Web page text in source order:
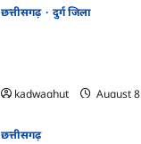
छत्तीसगढ़
दुर्ग जिला
kadwaghut
August
छत्तीसगढ़